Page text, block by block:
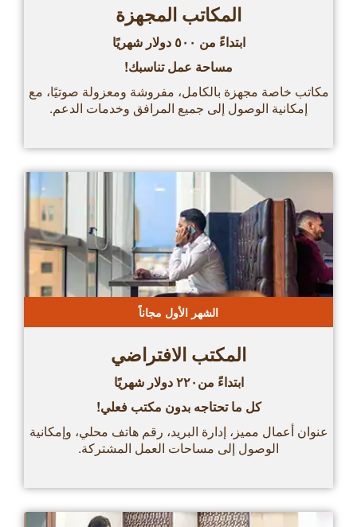
المكاتب المجهزة
ابتداءً من ٥٠٠ دولار شهريًا
مساحة عمل تناسبك!
مكاتب خاصة مجهزة بالكامل، مفروشة ومعزولة صوتيًا، مع
إمكانية الوصول إلى جميع المرافق وخدمات الدعم.
الشهر الأول مجاناً
المكتب الافتراضي
ابتداءً من٢٢٠ دولار شهريًا
كل ما تحتاجه بدون مكتب فعلي!
عنوان أعمال مميز، إدارة البريد، رقم هاتف محلي، وإمكانية
الوصول إلى مساحات العمل المشتركة.